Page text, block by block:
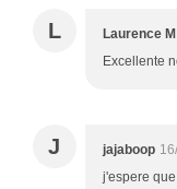
L Laurence M
Excellente
J jajaboop
j'espere